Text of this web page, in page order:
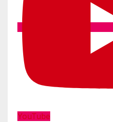
YouTube